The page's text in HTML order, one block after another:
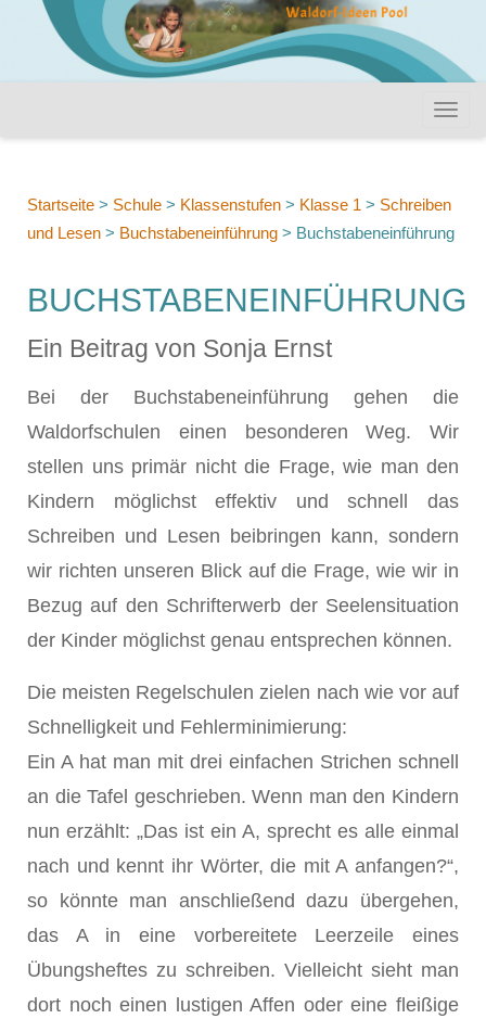
Startseite > Schule > Klassenstufen > Klasse 1 > Schreiben
und Lesen > Buchstabeneinführung > Buchstabeneinführung
BUCHSTABENEINFÜHRUNG
Ein Beitrag von Sonja Ernst
Bei der Buchstabeneinführung gehen die
Waldorfschulen einen besonderen Weg. Wir
stellen uns primär nicht die Frage, wie man den
Kindern möglichst effektiv und schnell das
Schreiben und Lesen beibringen kann, sondern
wir richten unseren Blick auf die Frage, wie wir in
Bezug auf den Schrifterwerb der Seelensituation
der Kinder möglichst genau entsprechen können.
Die meisten Regelschulen zielen nach wie vor auf
Schnelligkeit und Fehlerminimierung:
Ein A hat man mit drei einfachen Strichen schnell
an die Tafel geschrieben. Wenn man den Kindern
nun erzählt: „Das ist ein A, sprecht es alle einmal
nach und kennt ihr Wörter, die mit A anfangen?“,
so könnte man anschließend dazu übergehen,
das A in eine vorbereitete Leerzeile eines
Übungsheftes zu schreiben. Vielleicht sieht man
dort noch einen lustigen Affen oder eine fleißige